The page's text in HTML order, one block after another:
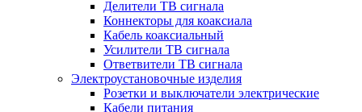
Делители ТВ сигнала
Коннекторы для коаксиала
Кабель коаксиальный
Усилители ТВ сигнала
Ответвители ТВ сигнала
Электроустановочные изделия
Розетки и выключатели электрические
Кабели питания